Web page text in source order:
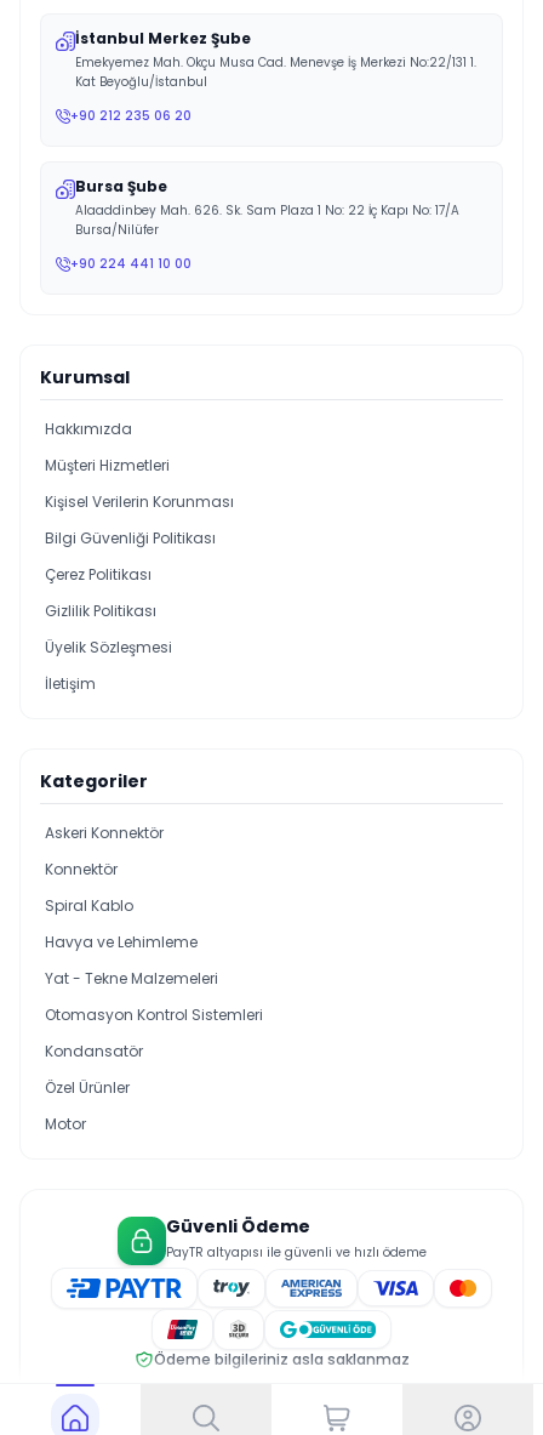
İstanbul Merkez Şube
Emekyemez Mah. Okçu Musa Cad. Menevşe İş Merkezi No:22/131 1.
Kat Beyoğlu/İstanbul
+90 212 235 06 20
Bursa Şube
Alaaddinbey Mah. 626. Sk. Sam Plaza 1 No: 22 İç Kapı No: 17/A
Bursa/Nilüfer
+90 224 441 10 00
Kurumsal
Hakkımızda
Müşteri Hizmetleri
Kişisel Verilerin Korunması
Bilgi Güvenliği Politikası
Çerez Politikası
Gizlilik Politikası
Üyelik Sözleşmesi
İletişim
Kategoriler
Askeri Konnektör
Konnektör
Spiral Kablo
Havya ve Lehimleme
Yat - Tekne Malzemeleri
Otomasyon Kontrol Sistemleri
Kondansatör
Özel Ürünler
Motor
Güvenli Ödeme
PayTR altyapısı ile güvenli ve hızlı ödeme
Ödeme bilgileriniz asla saklanmaz